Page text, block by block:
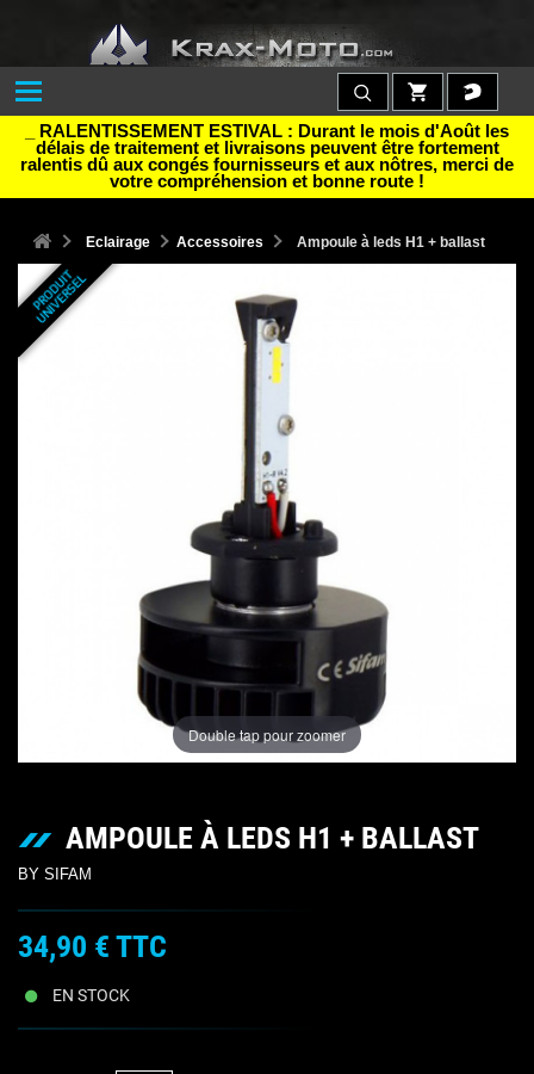
_ RALENTISSEMENT ESTIVAL : Durant le mois d'Août les
délais de traitement et livraisons peuvent être fortement
ralentis dû aux congés fournisseurs et aux nôtres, merci de
votre compréhension et bonne route !
Eclairage Accessoires Ampoule à leds H1 + ballast
P
R
O
D
U
I
T
U
N
I
V
E
R
S
E
L
Double tap pour zoomer
AMPOULE À LEDS H1 + BALLAST
BY SIFAM
34,90 € TTC
EN STOCK